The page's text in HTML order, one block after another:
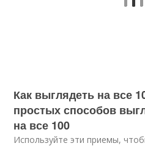
Как выглядеть на все
простых способов
на все 100
Используйте эти приемы,